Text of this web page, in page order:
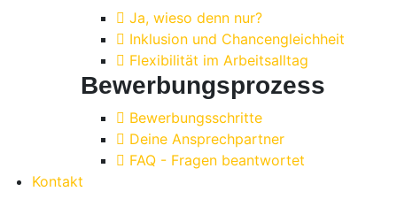
Ja, wieso denn nur?
Inklusion und Chancengleichheit
Flexibilität im Arbeitsalltag
Bewerbungsprozess
Bewerbungsschritte
Deine Ansprechpartner
FAQ - Fragen beantwortet
Kontakt